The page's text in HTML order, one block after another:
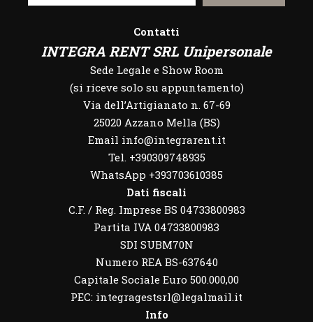
Contatti
INTEGRA RENT SRL Unipersonale
Sede Legale e Show Room
(si riceve solo su appuntamento)
Via dell’Artigianato n. 67-69
25020 Azzano Mella (BS)
Email info@integrarent.it
Tel. +390309748935
WhatsApp +393703610385
Dati fiscali
C.F. / Reg. Imprese BS 04733800983
Partita IVA 04733800983
SDI SUBM70N
Numero REA BS-637640
Capitale Sociale Euro 500.000,00
PEC: integragestsrl@legalmail.it
Info